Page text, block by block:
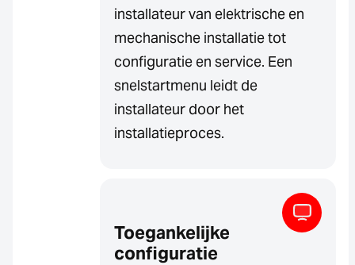
installateur van elektrische en
mechanische installatie tot
configuratie en service. Een
snelstartmenu leidt de
installateur door het
installatieproces.
Toegankelijke
configuratie